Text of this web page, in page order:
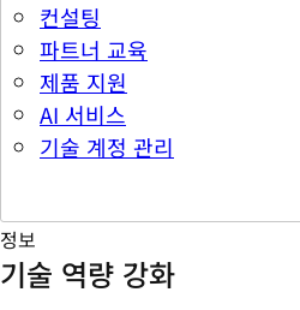
컨설팅
파트너 교육
제품 지원
AI 서비스
기술 계정 관리
정보
기술 역량 강화